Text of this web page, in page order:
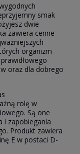
smak
dwie
zawiera cenne
organizm
oraz dla dobrego
rolę w
Są one
i zapobiegania
Produkt zawiera
E w postaci D-